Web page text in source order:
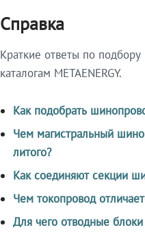
Справка
Краткие ответы по
каталогам METAENERGY.
Как подобрать
Чем магистральный
литого?
Как соединяют секции
Чем токопровод
Для чего отводные